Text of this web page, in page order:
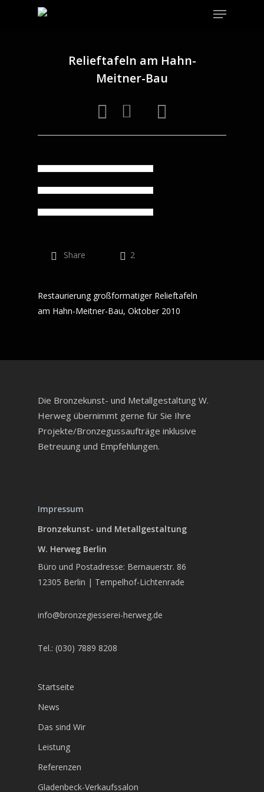
Menu
Relieftafeln am Hahn-
Meitner-Bau
Share 2
Restaurierung großformatiger Relieftafeln
am Hahn-Meitner-Bau, Oktober 2010
Die Bronzekunst- und Metallgestaltung W.
Herweg übernimmt gerne für Sie Ihre
Projekte/Bronzegussaufträge inklusive
Betreuung und Empfehlungen.
Impressum
Bronzekunst- und Metallgestaltung
W. Herweg Berlin
Büro und Postadresse: Bernauerstr. 86
12305 Berlin | Tempelhof-Lichtenrade
info@bronzegiesserei-herweg.de
Tel.: (030) 7889 8208
Startseite
News
Das sind Wir
Leistung
Referenzen
Gladenbeck-Verkaufssalon